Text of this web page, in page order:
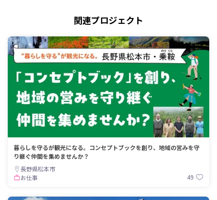
関連プロジェクト
暮らしを守るが観光になる。コンセプトブックを創り、地域の営みを守
り継ぐ仲間を集めませんか？
長野県松本市
お仕事
49